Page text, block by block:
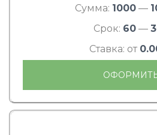
Сумма: 1000 —
Срок: 60—
Ставка: от